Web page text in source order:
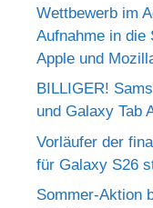
Wettbewerb im
Aufnahme in die
Apple und
BILLIGER!
und Galaxy Tab
Vorläufer der
für Galaxy S26
Sommer-Aktion